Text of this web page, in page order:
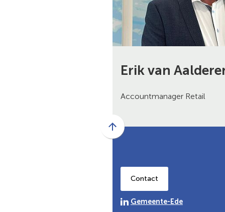
Erik van
Accountmanager Retail
Scroll
naar
van
Contact
Gemeente-Ede(Verwijst